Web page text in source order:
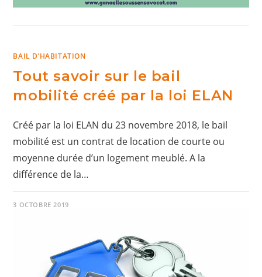
BAIL D’HABITATION
Tout savoir sur le bail
mobilité créé par la loi ELAN
Créé par la loi ELAN du 23 novembre 2018, le bail
mobilité est un contrat de location de courte ou
moyenne durée d’un logement meublé. A la
différence de la…
3 OCTOBRE 2019